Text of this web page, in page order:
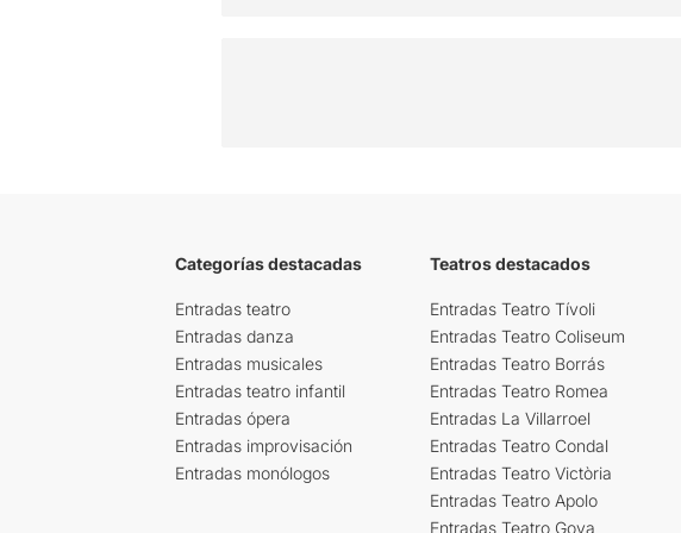
Categorías destacadas
Entradas teatro
Entradas danza
Entradas musicales
Entradas teatro infantil
Entradas ópera
Entradas improvisación
Entradas monólogos
Teatros destacados
Entradas Teatro Tívoli
Entradas Teatro Coliseum
Entradas Teatro Borrás
Entradas Teatro Romea
Entradas La Villarroel
Entradas Teatro Condal
Entradas Teatro Victòria
Entradas Teatro Apolo
Entradas Teatro Goya